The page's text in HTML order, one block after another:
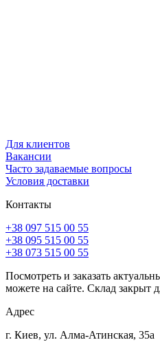
Для клиентов
Вакансии
Часто задаваемые вопросы
Условия доставки
Контакты
+38 097 515 00 55
+38 095 515 00 55
+38 073 515 00 55
Посмотреть и заказать
можете на сайте. Склад закрыт
Адрес
г. Киев, ул. Алма-Атинская, 35а